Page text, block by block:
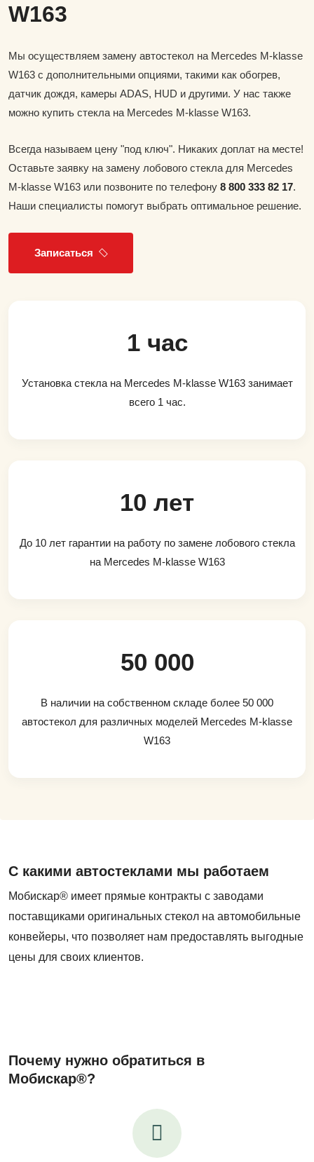
W163
Мы осуществляем замену автостекол на Mercedes M-klasse
W163 с дополнительными опциями, такими как обогрев,
датчик дождя, камеры ADAS, HUD и другими. У нас также
можно купить стекла на Mercedes M-klasse W163.
Всегда называем цену "под ключ". Никаких доплат на месте!
Оставьте заявку на замену лобового стекла для Mercedes
M-klasse W163 или позвоните по телефону 8 800 333 82 17.
Наши специалисты помогут выбрать оптимальное решение.
Записаться
1 час
Установка стекла на Mercedes M-klasse W163 занимает
всего 1 час.
10 лет
До 10 лет гарантии на работу по замене лобового стекла
на Mercedes M-klasse W163
50 000
В наличии на собственном складе более 50 000
автостекол для различных моделей Mercedes M-klasse
W163
С какими автостеклами мы работаем
Мобискар® имеет прямые контракты с заводами
поставщиками оригинальных стекол на автомобильные
конвейеры, что позволяет нам предоставлять выгодные
цены для своих клиентов.
Почему нужно обратиться в
Мобискар®?